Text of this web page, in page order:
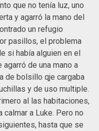
que no tenía luz, uno
y agarró la mano del
un refugio
pasillos, el problema
si había alguien en el
de una mano a
de bolsillo qje cargaba
y de uso multiple.
al las habitaciones,
calmar a Luke. Pero no
hasta que se